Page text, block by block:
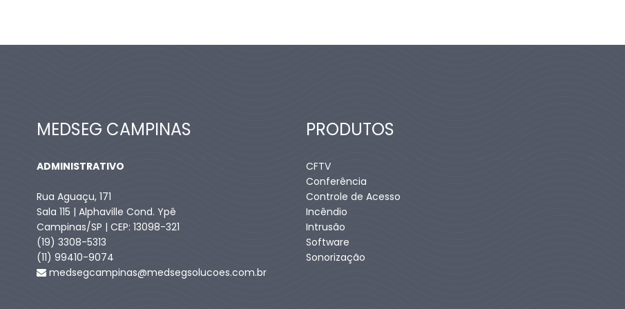
MEDSEG CAMPINAS
ADMINISTRATIVO
Rua Aguaçu, 171
Sala 115 | Alphaville Cond. Ypê
Campinas/SP | CEP: 13098-321
(19) 3308-5313
(11) 99410-9074​
medsegcampinas@medsegsolucoes.com.br
PRODUTOS
CFTV
Conferência
Controle de Acesso
Incêndio
Intrusão
Software
Sonorização